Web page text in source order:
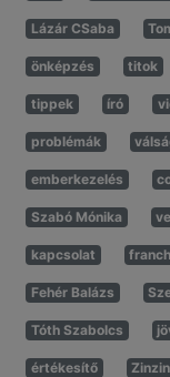
Lázár CSaba
önképzés titok
tippek író
problémák
emberkezelés
Szabó Mónika
kapcsolat
Fehér Balázs
Tóth Szabolcs
értékesítő